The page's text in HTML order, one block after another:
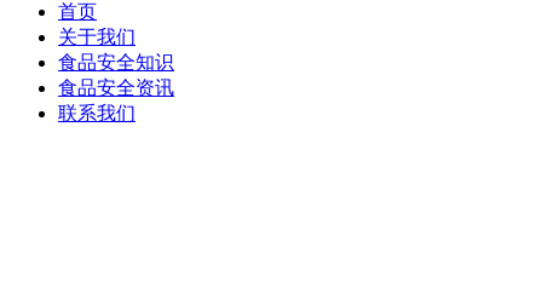
首页
关于我们
食品安全知识
食品安全资讯
联系我们